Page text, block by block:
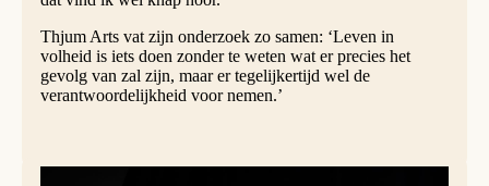
Thjum Arts vat zijn onderzoek zo samen: ‘Leven in
volheid is iets doen zonder te weten wat er precies het
gevolg van zal zijn, maar er tegelijkertijd wel de
verantwoordelijkheid voor nemen.’